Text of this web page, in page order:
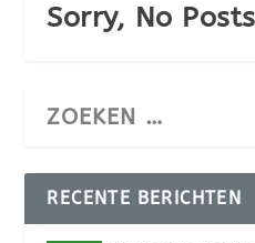
Sorry, No
RECENTE BERICHTEN